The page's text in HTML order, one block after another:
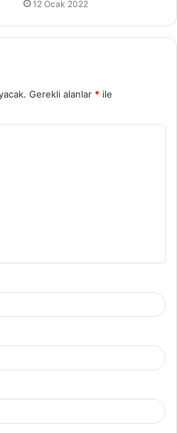
12 Ocak 2022
Gerekli alanlar * ile